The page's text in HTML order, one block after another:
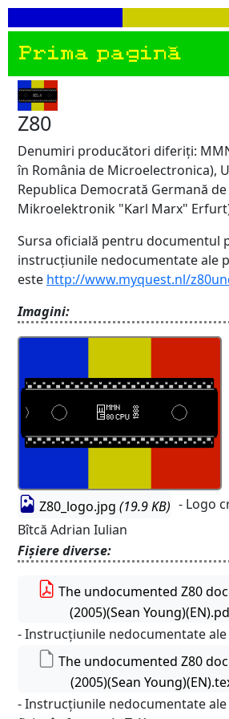
Prima pagină
Z80
Denumiri producători diferiți:
în România de Microelectronica),
Republica Democrată Germană de
Mikroelektronik "Karl Marx"
Sursa oficială pentru documentul
instrucțiunile nedocumentate ale
este http://www.myquest.nl/
Imagini:
Z80_logo.jpg (19.9 KB) - Logo
Bîtcă Adrian Iulian
Fișiere diverse:
The undocumented Z80
(2005)(Sean
- Instrucțiunile nedocumentate
The undocumented Z80
(2005)(Sean
- Instrucțiunile nedocumentate